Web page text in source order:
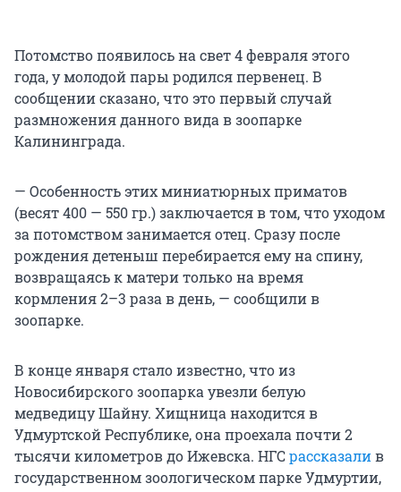
Потомство появилось на свет 4 февраля этого
года, у молодой пары родился первенец. В
сообщении сказано, что это первый случай
размножения данного вида в зоопарке
Калининграда.
— Особенность этих миниатюрных приматов
(весят 400 — 550 гр.) заключается в том, что уходом
за потомством занимается отец. Сразу после
рождения детеныш перебирается ему на спину,
возвращаясь к матери только на время
кормления 2–3 раза в день, — сообщили в
зоопарке.
В конце января стало известно, что из
Новосибирского зоопарка увезли белую
медведицу Шайну. Хищница находится в
Удмуртской Республике, она проехала почти 2
тысячи километров до Ижевска. НГСрассказалив
государственном зоологическом парке Удмуртии,